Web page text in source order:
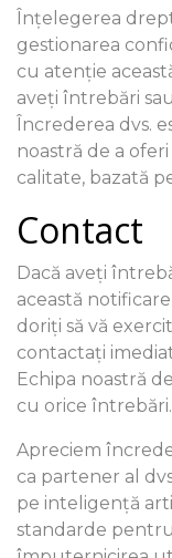
Înțelegerea
gestionarea
cu atenție
aveți întrebări
Încrederea dvs.
noastră de a
calitate, bazată
Contact
Dacă aveți
această
doriți să vă
contactați
Echipa noastră
cu orice întrebări.
Apreciem
ca partener al
pe inteligență
standarde